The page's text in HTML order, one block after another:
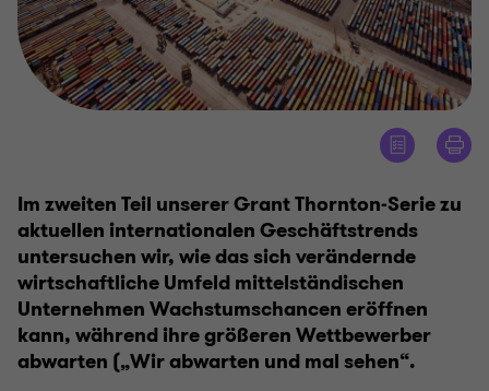
Im zweiten Teil unserer Grant Thornton-Serie zu
aktuellen internationalen Geschäftstrends
untersuchen wir, wie das sich verändernde
wirtschaftliche Umfeld mittelständischen
Unternehmen Wachstumschancen eröffnen
kann, während ihre größeren Wettbewerber
abwarten („Wir abwarten und mal sehen“.